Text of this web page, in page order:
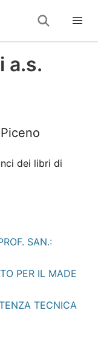
a.s.
dei libri di
SAN.:
PER IL MADE
TECNICA